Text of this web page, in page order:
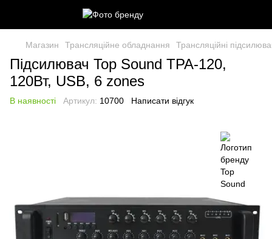
Магазин Трансляційне обладнання Трансляційні
Підсилювач Top Sound TPA-120,
120Вт, USB, 6 zones
В наявності Артикул: 10700 Написати відгук